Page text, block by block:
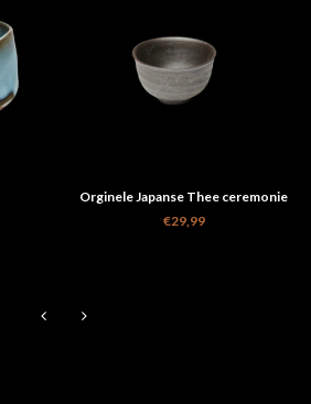
Orginele Japanse Thee ceremonie
kop grijs
€29,99